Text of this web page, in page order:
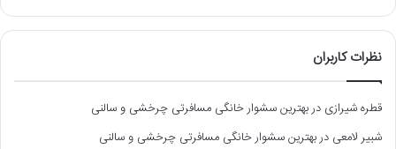
نظرات کاربران
قطره شیرازی دربهترین سشوار خانگی مسافرتی چرخشی و سالنی
شبیر لامعی دربهترین سشوار خانگی مسافرتی چرخشی و سالنی